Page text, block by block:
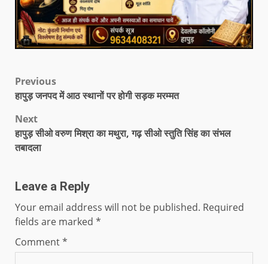
Previous
हापुड़ जनपद में आठ स्थानों पर होगी सड़क मरम्मत
Next
हापुड़ सीओ वरुण मिश्रा का मथुरा, गढ़ सीओ स्तुति सिंह का संभल
तबादला
Leave a Reply
Your email address will not be published. Required
fields are marked *
Comment*